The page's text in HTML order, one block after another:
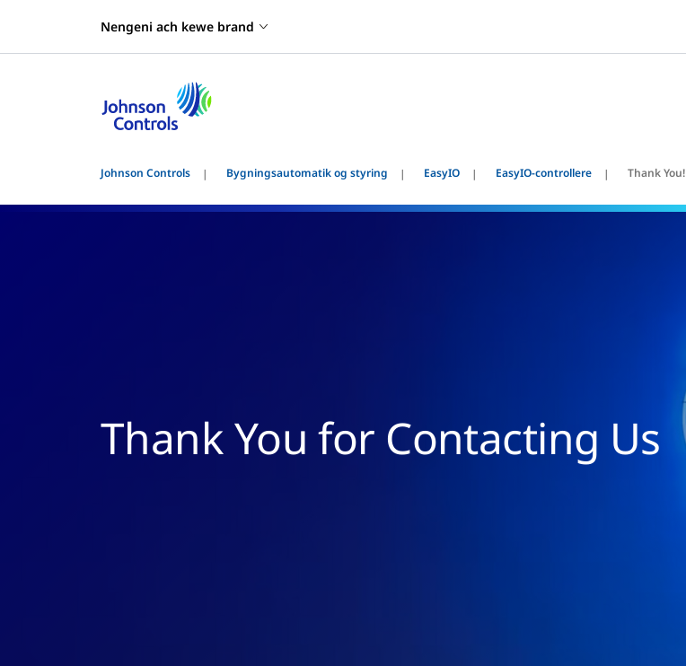
Nengeni ach kewe brand
Johnson Controls Bygningsautomatik og styring EasyIO EasyIO-controllere Thank You!
Thank You for Contacting Us